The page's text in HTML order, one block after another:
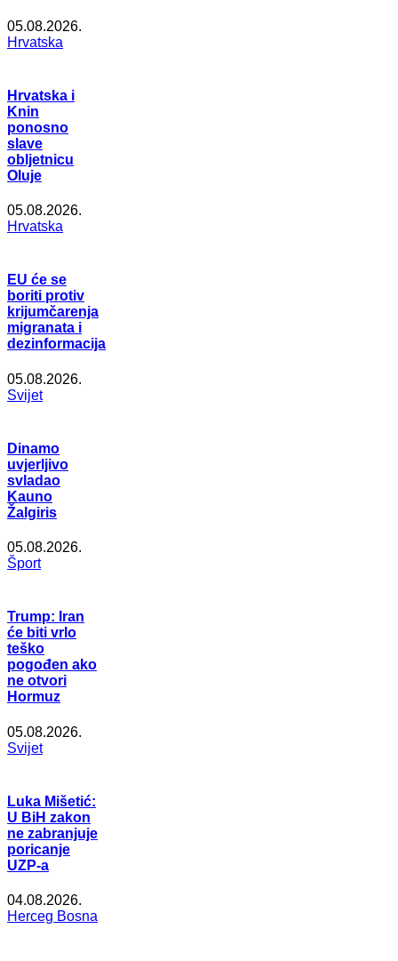
05.08.2026.
Hrvatska
Hrvatska i
Knin
ponosno
slave
obljetnicu
Oluje
05.08.2026.
Hrvatska
EU će se
boriti protiv
krijumčarenja
migranata i
dezinformacija
05.08.2026.
Svijet
Dinamo
uvjerljivo
svladao
Kauno
Žalgiris
05.08.2026.
Šport
Trump: Iran
će biti vrlo
teško
pogođen ako
ne otvori
Hormuz
05.08.2026.
Svijet
Luka Mišetić:
U BiH zakon
ne zabranjuje
poricanje
UZP-a
04.08.2026.
Herceg Bosna